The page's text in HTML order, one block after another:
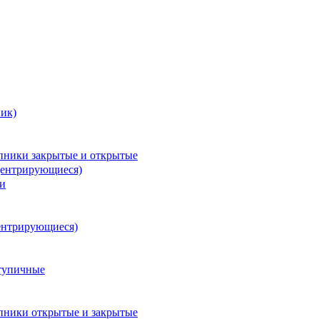
закрытые и открытые
открытые и закрытые